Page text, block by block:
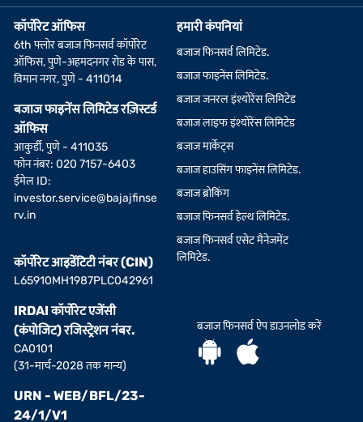
कॉर्पोरेट ऑफिस
6th फ्लोर बजाज फिनसर्व कॉर्पोरेट
ऑफिस, पुणे-अहमदनगर रोड के पास,
विमान नगर, पुणे - 411014
बजाज फाइनेंस लिमिटेड रज़िस्टर्ड
ऑफिस
आकुर्डी, पुणे - 411035
फोन नंबर: 020 7157-6403
ईमेल ID:
investor.service@bajajfinse
rv.in
कॉर्पोरेट आइडेंटिटी नंबर (CIN)
L65910MH1987PLC042961
IRDAI कॉर्पोरेट एजेंसी
(कंपोजिट) रजिस्ट्रेशन नंबर.
CA0101
(31-मार्च-2028 तक मान्य)
URN - WEB/BFL/23-
24/1/V1
हमारी कंपनियां
बजाज फिनसर्व लिमिटेड.
बजाज फाइनेंस लिमिटेड.
बजाज जनरल इंश्योरेंस लिमिटेड
बजाज लाइफ इंश्योरेंस लिमिटेड
बजाज मार्केट्स
बजाज हाउसिंग फाइनेंस लिमिटेड.
बजाज ब्रोकिंग
बजाज फिनसर्व हेल्थ लिमिटेड.
बजाज फिनसर्व एसेट मैनेजमेंट
लिमिटेड.
बजाज फिनसर्व ऐप डाउनलोड करें